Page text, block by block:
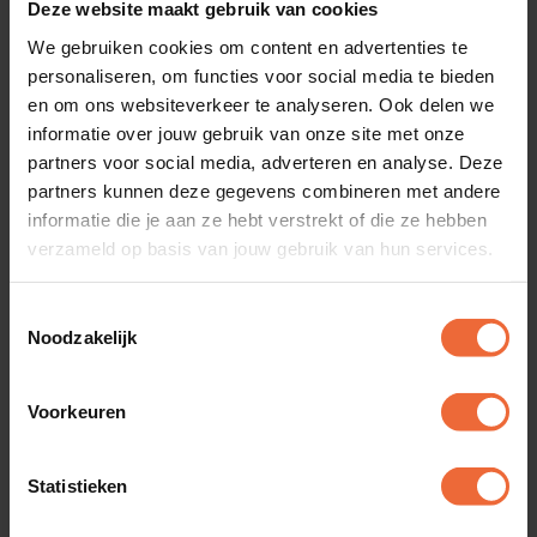
Deze website maakt gebruik van cookies
We gebruiken cookies om content en advertenties te
personaliseren, om functies voor social media te bieden
en om ons websiteverkeer te analyseren. Ook delen we
informatie over jouw gebruik van onze site met onze
partners voor social media, adverteren en analyse. Deze
partners kunnen deze gegevens combineren met andere
informatie die je aan ze hebt verstrekt of die ze hebben
verzameld op basis van jouw gebruik van hun services.
Noodzakelijk
Voorkeuren
Statistieken
/ eenmalige aanschafkosten
Kassascherm met touch
Met Adyen AMS1 pinapparaat
1,6%* transactietarief
Bestellen
Maandfee
€0